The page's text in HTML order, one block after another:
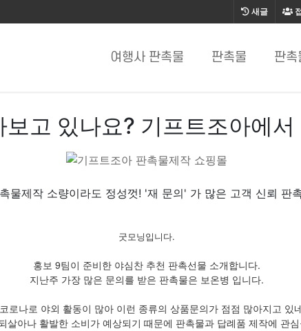
새글
여행사 판촉물 판촉물 판촉
고 있나요? 기프트조아에
물제작 소량이라도 정성껏! '재 문의' 가 많은 고객 신뢰 판
굿모닝입니다.
홍보 9팀이 준비한 야심찬 추천 판촉선물 소개합니다.
지난주 가장 많은 문의를 받은 판촉물은 보온병 입니다.
로나로 야외 활동이 많아 이런 종류의 상품문의가 점점 많아지고 있
살아나 활발한 소비가 예상되기 때문에 판촉물과 답례품 제작에 관